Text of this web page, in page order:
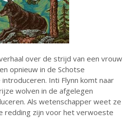
augustus 2026
juli 2026
juni 2026
april 2026
maart 2026
februari 2026
januari 2026
over de strijd van een vrouw
opnieuw in de Schotse
Inti Flynn komt naar
wolven in de afgelegen
Als wetenschapper weet ze
redding zijn voor het verwoeste